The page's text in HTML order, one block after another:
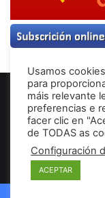
© Copyright
Usamos
para
máis relevante
preferencias e
facer clic en
de TODAS as
Configuración
ACEPTAR